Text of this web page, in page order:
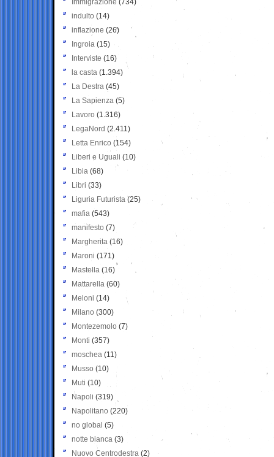
Immigrazione (734)
indulto (14)
inflazione (26)
Ingroia (15)
Interviste (16)
la casta (1.394)
La Destra (45)
La Sapienza (5)
Lavoro (1.316)
LegaNord (2.411)
Letta Enrico (154)
Liberi e Uguali (10)
Libia (68)
Libri (33)
Liguria Futurista (25)
mafia (543)
manifesto (7)
Margherita (16)
Maroni (171)
Mastella (16)
Mattarella (60)
Meloni (14)
Milano (300)
Montezemolo (7)
Monti (357)
moschea (11)
Musso (10)
Muti (10)
Napoli (319)
Napolitano (220)
no global (5)
notte bianca (3)
Nuovo Centrodestra (2)